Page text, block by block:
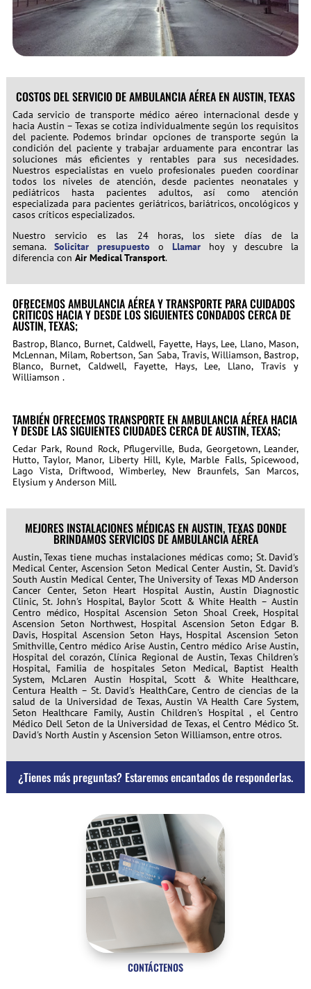
COSTOS DEL SERVICIO DE AMBULANCIA AÉREA EN AUSTIN, TEXAS
Cada servicio de transporte médico aéreo internacional desde y
hacia Austin – Texas se cotiza individualmente según los requisitos
del paciente. Podemos brindar opciones de transporte según la
condición del paciente y trabajar arduamente para encontrar las
soluciones más eficientes y rentables para sus necesidades.
Nuestros especialistas en vuelo profesionales pueden coordinar
todos los niveles de atención, desde pacientes neonatales y
pediátricos hasta pacientes adultos, así como atención
especializada para pacientes geriátricos, bariátricos, oncológicos y
casos críticos especializados.
Nuestro servicio es las 24 horas, los siete días de la
semana. Solicitar presupuesto o Llamarhoy y descubre la
diferencia con Air Medical Transport.
OFRECEMOS AMBULANCIA AÉREA Y TRANSPORTE PARA CUIDADOS
CRÍTICOS HACIA Y DESDE LOS SIGUIENTES CONDADOS CERCA DE
AUSTIN, TEXAS;
Bastrop, Blanco, Burnet, Caldwell, Fayette, Hays, Lee, Llano, Mason,
McLennan, Milam, Robertson, San Saba, Travis, Williamson, Bastrop,
Blanco, Burnet, Caldwell, Fayette, Hays, Lee, Llano, Travis y
Williamson .
TAMBIÉN OFRECEMOS TRANSPORTE EN AMBULANCIA AÉREA HACIA
Y DESDE LAS SIGUIENTES CIUDADES CERCA DE AUSTIN, TEXAS;
Cedar Park, Round Rock, Pflugerville, Buda, Georgetown, Leander,
Hutto, Taylor, Manor, Liberty Hill, Kyle, Marble Falls, Spicewood,
Lago Vista, Driftwood, Wimberley, New Braunfels, San Marcos,
Elysium y Anderson Mill.
MEJORES INSTALACIONES MÉDICAS EN AUSTIN, TEXAS DONDE
BRINDAMOS SERVICIOS DE AMBULANCIA AÉREA
Austin, Texas tiene muchas instalaciones médicas como; St. David's
Medical Center, Ascension Seton Medical Center Austin, St. David's
South Austin Medical Center, The University of Texas MD Anderson
Cancer Center, Seton Heart Hospital Austin, Austin Diagnostic
Clinic, St. John's Hospital, Baylor Scott & White Health – Austin
Centro médico, Hospital Ascension Seton Shoal Creek, Hospital
Ascension Seton Northwest, Hospital Ascension Seton Edgar B.
Davis, Hospital Ascension Seton Hays, Hospital Ascension Seton
Smithville, Centro médico Arise Austin, Centro médico Arise Austin,
Hospital del corazón, Clínica Regional de Austin, Texas Children's
Hospital, Familia de hospitales Seton Medical, Baptist Health
System, McLaren Austin Hospital, Scott & White Healthcare,
Centura Health – St. David's HealthCare, Centro de ciencias de la
salud de la Universidad de Texas, Austin VA Health Care System,
Seton Healthcare Family, Austin Children's Hospital , el Centro
Médico Dell Seton de la Universidad de Texas, el Centro Médico St.
David's North Austin y Ascension Seton Williamson, entre otros.
¿Tienes más preguntas? Estaremos encantados de responderlas.
CONTÁCTENOS